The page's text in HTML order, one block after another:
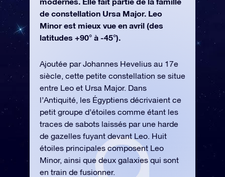
de constellation Ursa Major. Leo
Minor est mieux vue en avril (des
latitudes +90° à -45°).
Ajoutée par Johannes Hevelius au 17e
siècle, cette petite constellation se situe
entre Leo et Ursa Major. Dans
l’Antiquité, les Égyptiens décrivaient ce
petit groupe d’étoiles comme étant les
traces de sabots laissés par une harde
de gazelles fuyant devant Leo. Huit
étoiles principales composent Leo
Minor, ainsi que deux galaxies qui sont
en train de fusionner.